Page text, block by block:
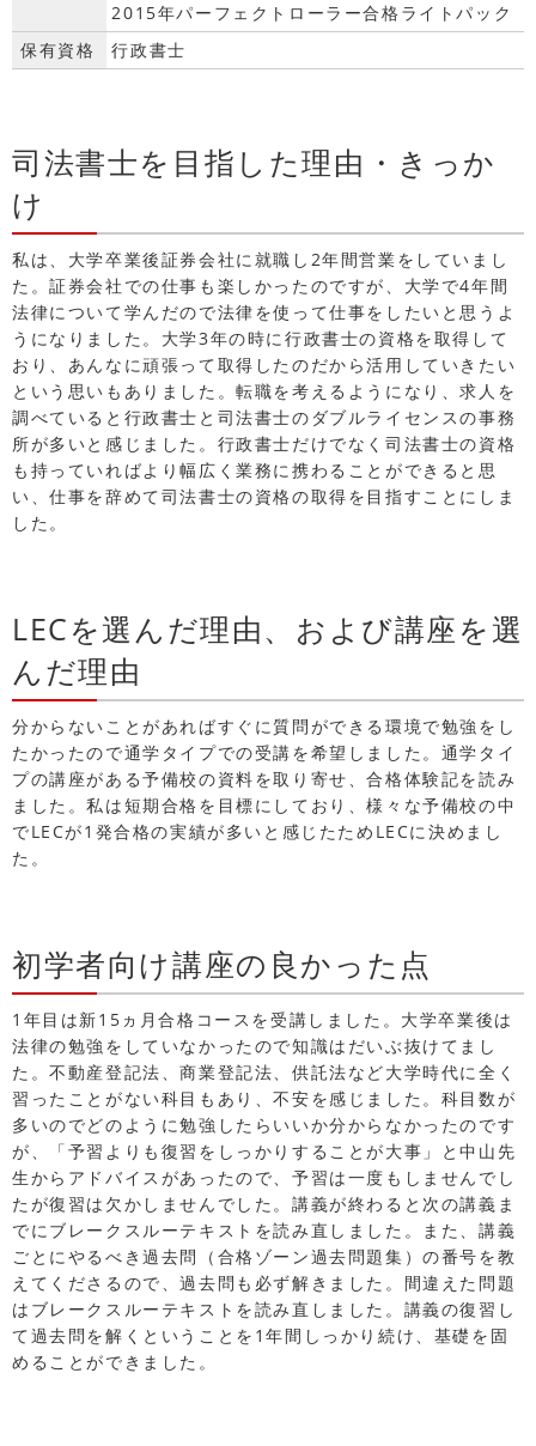
2015年パーフェクトローラー合格ライトパック
保有資格
行政書士
司法書士を目指した理由・きっか
け
私は、大学卒業後証券会社に就職し2年間営業をしていまし
た。証券会社での仕事も楽しかったのですが、大学で4年間
法律について学んだので法律を使って仕事をしたいと思うよ
うになりました。大学3年の時に行政書士の資格を取得して
おり、あんなに頑張って取得したのだから活用していきたい
という思いもありました。転職を考えるようになり、求人を
調べていると行政書士と司法書士のダブルライセンスの事務
所が多いと感じました。行政書士だけでなく司法書士の資格
も持っていればより幅広く業務に携わることができると思
い、仕事を辞めて司法書士の資格の取得を目指すことにしま
した。
LECを選んだ理由、および講座を選
んだ理由
分からないことがあればすぐに質問ができる環境で勉強をし
たかったので通学タイプでの受講を希望しました。通学タイ
プの講座がある予備校の資料を取り寄せ、合格体験記を読み
ました。私は短期合格を目標にしており、様々な予備校の中
でLECが1発合格の実績が多いと感じたためLECに決めまし
た。
初学者向け講座の良かった点
1年目は新15ヵ月合格コースを受講しました。大学卒業後は
法律の勉強をしていなかったので知識はだいぶ抜けてまし
た。不動産登記法、商業登記法、供託法など大学時代に全く
習ったことがない科目もあり、不安を感じました。科目数が
多いのでどのように勉強したらいいか分からなかったのです
が、「予習よりも復習をしっかりすることが大事」と中山先
生からアドバイスがあったので、予習は一度もしませんでし
たが復習は欠かしませんでした。講義が終わると次の講義ま
でにブレークスルーテキストを読み直しました。また、講義
ごとにやるべき過去問（合格ゾーン過去問題集）の番号を教
えてくださるので、過去問も必ず解きました。間違えた問題
はブレークスルーテキストを読み直しました。講義の復習し
て過去問を解くということを1年間しっかり続け、基礎を固
めることができました。